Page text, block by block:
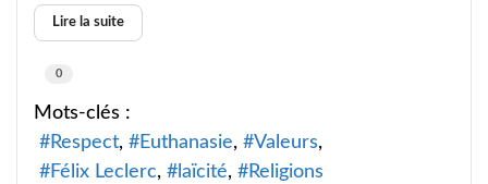
Lire la suite
0
Mots-clés :
Respect
Euthanasie
Valeurs
Félix Leclerc
laïcité Religions